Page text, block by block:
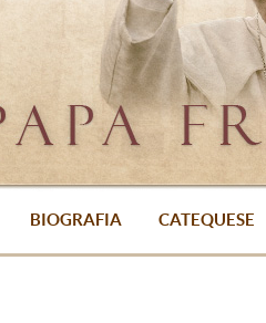
BIOGRAFIA CATEQUESE